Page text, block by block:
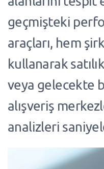
geçmişteki
araçları, hem
kullanarak
veya gelecekte
alışveriş
analizleri